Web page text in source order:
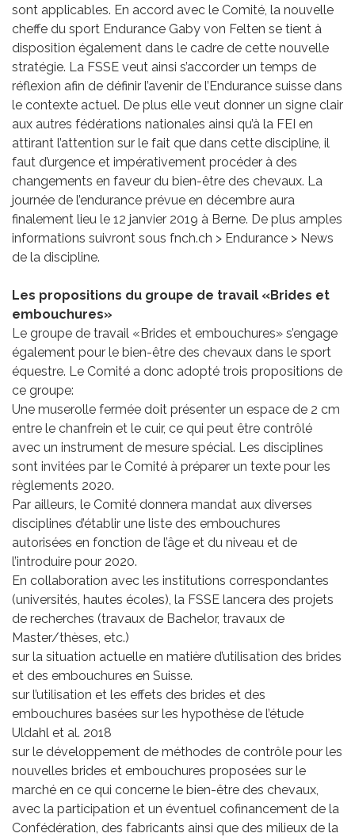
sont applicables. En accord avec le Comité, la nouvelle
cheffe du sport Endurance Gaby von Felten se tient à
disposition également dans le cadre de cette nouvelle
stratégie. La FSSE veut ainsi s’accorder un temps de
réflexion afin de définir l’avenir de l’Endurance suisse dans
le contexte actuel. De plus elle veut donner un signe clair
aux autres fédérations nationales ainsi qu’à la FEI en
attirant l’attention sur le fait que dans cette discipline, il
faut d’urgence et impérativement procéder à des
changements en faveur du bien-être des chevaux. La
journée de l’endurance prévue en décembre aura
finalement lieu le 12 janvier 2019 à Berne. De plus amples
informations suivront sous fnch.ch > Endurance > News
de la discipline.
Les propositions du groupe de travail «Brides et
embouchures»
Le groupe de travail «Brides et embouchures» s’engage
également pour le bien-être des chevaux dans le sport
équestre. Le Comité a donc adopté trois propositions de
ce groupe:
Une muserolle fermée doit présenter un espace de 2 cm
entre le chanfrein et le cuir, ce qui peut être contrôlé
avec un instrument de mesure spécial. Les disciplines
sont invitées par le Comité à préparer un texte pour les
règlements 2020.
Par ailleurs, le Comité donnera mandat aux diverses
disciplines d’établir une liste des embouchures
autorisées en fonction de l’âge et du niveau et de
l’introduire pour 2020.
En collaboration avec les institutions correspondantes
(universités, hautes écoles), la FSSE lancera des projets
de recherches (travaux de Bachelor, travaux de
Master/thèses, etc.)
sur la situation actuelle en matière d’utilisation des brides
et des embouchures en Suisse.
sur l’utilisation et les effets des brides et des
embouchures basées sur les hypothèse de l’étude
Uldahl et al. 2018
sur le développement de méthodes de contrôle pour les
nouvelles brides et embouchures proposées sur le
marché en ce qui concerne le bien-être des chevaux,
avec la participation et un éventuel cofinancement de la
Confédération, des fabricants ainsi que des milieux de la